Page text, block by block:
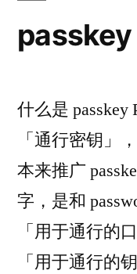
passkey
什么是 passkey
「通行密钥」
本来推广
字，是和
「用于通行的
「用于通行的